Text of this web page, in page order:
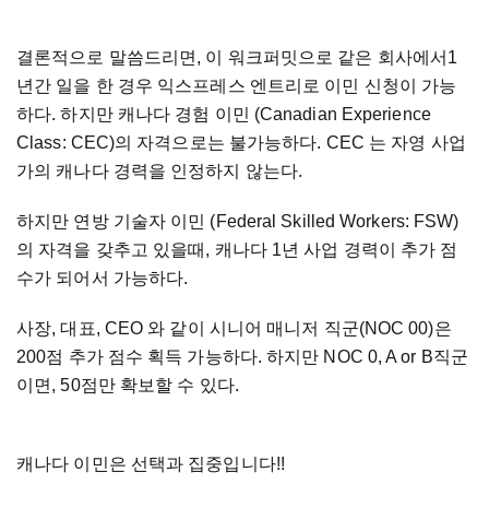
결론적으로 말씀드리면, 이 워크퍼밋으로 같은 회사에서1
년간 일을 한 경우 익스프레스 엔트리로 이민 신청이 가능
하다. 하지만 캐나다 경험 이민 (Canadian Experience
Class: CEC)의 자격으로는 불가능하다. CEC 는 자영 사업
가의 캐나다 경력을 인정하지 않는다.
하지만 연방 기술자 이민 (Federal Skilled Workers: FSW)
의 자격을 갖추고 있을때, 캐나다 1년 사업 경력이 추가 점
수가 되어서 가능하다.
사장, 대표, CEO 와 같이 시니어 매니저 직군(NOC 00)은
200점 추가 점수 획득 가능하다. 하지만 NOC 0, A or B직군
이면, 50점만 확보할 수 있다.
캐나다 이민은 선택과 집중입니다!!